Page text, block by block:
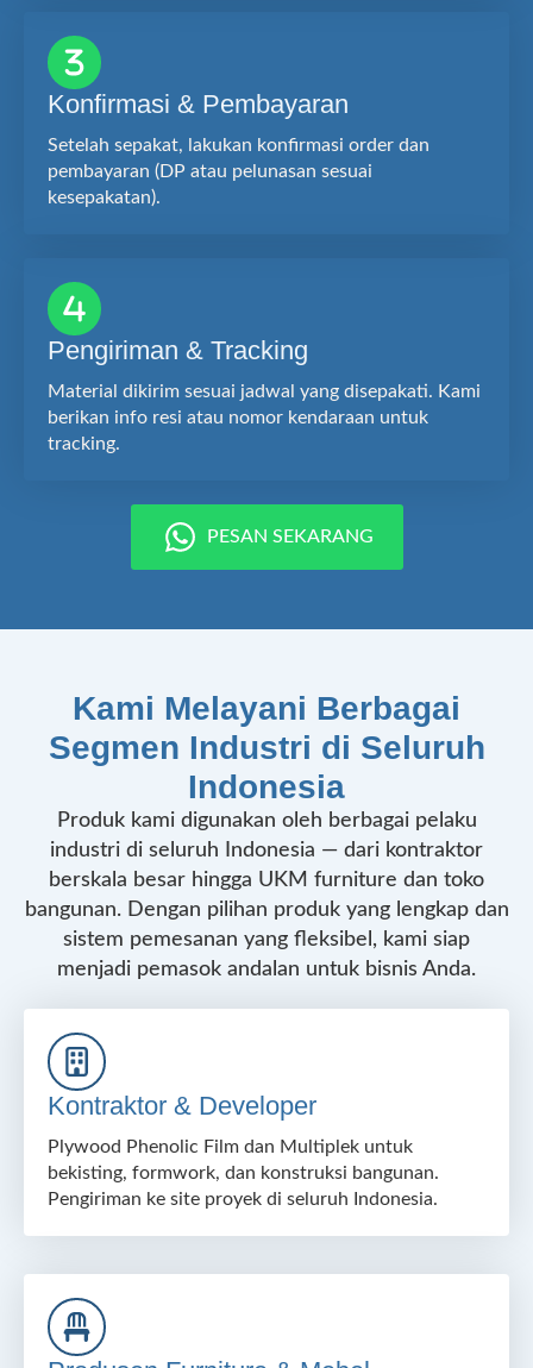
Konfirmasi & Pembayaran
Setelah sepakat, lakukan konfirmasi order dan
pembayaran (DP atau pelunasan sesuai
kesepakatan).
Pengiriman & Tracking
Material dikirim sesuai jadwal yang disepakati. Kami
berikan info resi atau nomor kendaraan untuk
tracking.
PESAN SEKARANG
Kami Melayani Berbagai
Segmen Industri di Seluruh
Indonesia
Produk kami digunakan oleh berbagai pelaku
industri di seluruh Indonesia — dari kontraktor
berskala besar hingga UKM furniture dan toko
bangunan. Dengan pilihan produk yang lengkap dan
sistem pemesanan yang fleksibel, kami siap
menjadi pemasok andalan untuk bisnis Anda.
Kontraktor & Developer
Plywood Phenolic Film dan Multiplek untuk
bekisting, formwork, dan konstruksi bangunan.
Pengiriman ke site proyek di seluruh Indonesia.